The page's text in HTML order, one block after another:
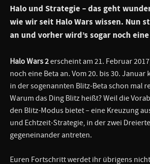
Halo und Strategie – das geht
wie wir seit Halo Wars wissen. Nun
an und vorher wird’s sogar noch eine
Halo Wars 2erscheint am 21. Februar
noch eine Beta an. Vom 20. bis 30.
in der sogenannten Blitz-Beta schon mal
Warum das Ding Blitz heißt? Weil die
den Blitz-Modus bietet – eine Kreuzung
und Echtzeit-Strategie, in der zwei
gegeneinander antreten.
Euren Fortschritt werdet ihr übrigens